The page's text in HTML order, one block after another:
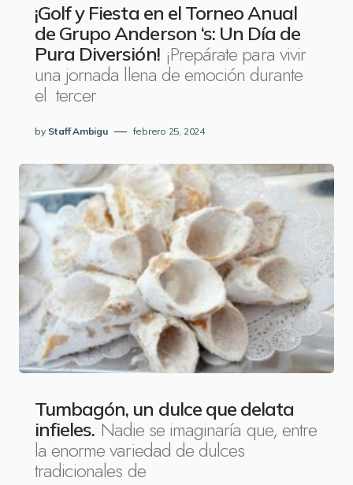
¡Golf y Fiesta en el Torneo Anual
de Grupo Anderson ‘s: Un Día de
Pura Diversión! ¡Prepárate para vivir
una jornada llena de emoción durante
el tercer
by Staff Ambigu febrero 25, 2024
Tumbagón, un dulce que delata
infieles. Nadie se imaginaría que, entre
la enorme variedad de dulces
tradicionales de